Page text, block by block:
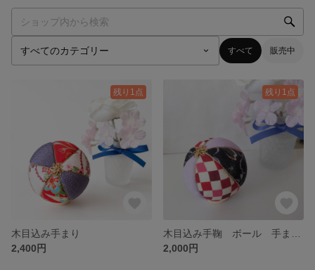
すべて 販売中
残り1点
木目込み手まり
2,400円
残り1点
2,000円